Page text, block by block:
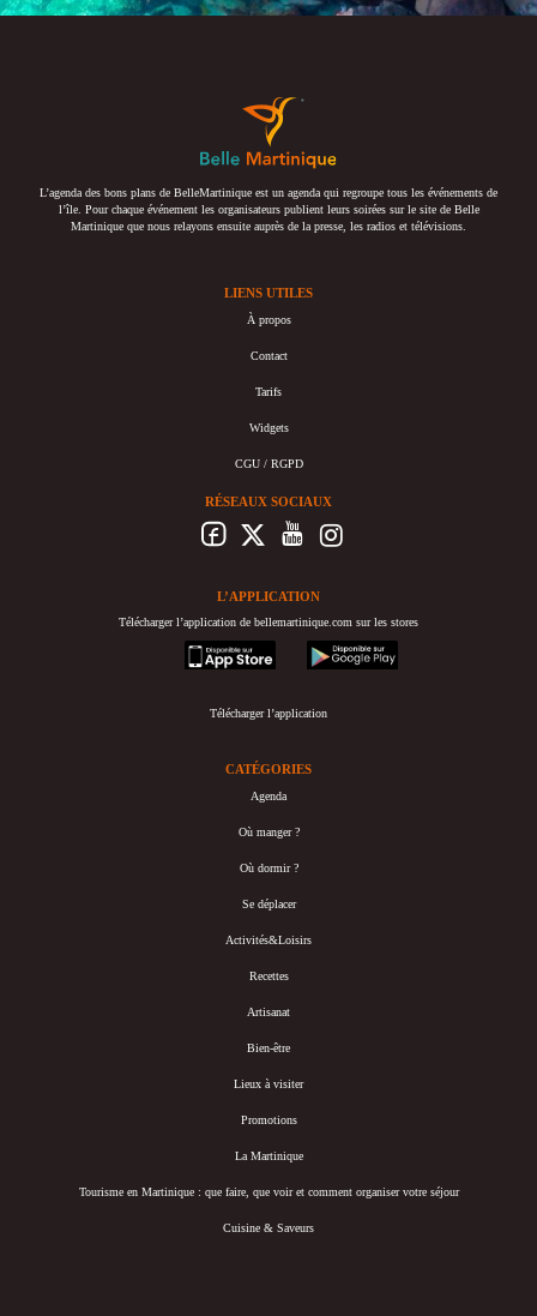
L’agenda des bons plans de BelleMartinique est un agenda qui regroupe tous les événements de
l’île. Pour chaque événement les organisateurs publient leurs soirées sur le site de Belle
Martinique que nous relayons ensuite auprès de la presse, les radios et télévisions.
LIENS UTILES
À propos
Contact
Tarifs
Widgets
CGU / RGPD
RÉSEAUX SOCIAUX
L’APPLICATION
Télécharger l’application de bellemartinique.com sur les stores
appstore
googleplay
Télécharger l’application
CATÉGORIES
Agenda
Où manger ?
Où dormir ?
Se déplacer
Activités&Loisirs
Recettes
Artisanat
Bien-être
Lieux à visiter
Promotions
La Martinique
Tourisme en Martinique : que faire, que voir et comment organiser votre séjour
Cuisine & Saveurs